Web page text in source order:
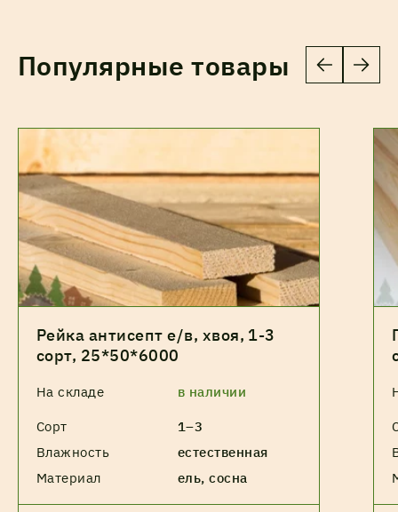
Популярные товары
Рейка антисепт е/в, хвоя, 1-3
сорт, 25*50*6000
На складе в наличии
Сорт
1–3
Влажность
естественная
Материал
ель, сосна